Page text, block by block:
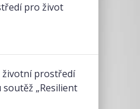
pro život
životní prostředí
„Resilient